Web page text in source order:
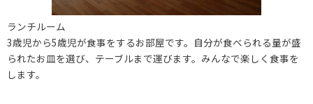
ランチルーム
3歳児から5歳児が食事をするお部屋です。自分が食べられる量が盛
られたお皿を選び、テーブルまで運びます。みんなで楽しく食事を
します。